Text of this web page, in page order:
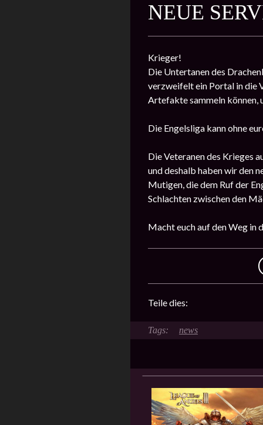
NEUE
Krieger!
Die Untertanen des
verzweifelt ein Portal in die
Artefakte sammeln können,
Die Engelsliga kann ohne
Die Veteranen des Krieges
und deshalb haben wir den
Mutigen, die dem Ruf der
Schlachten zwischen den
Macht euch auf den Weg in
Teile dies:
news